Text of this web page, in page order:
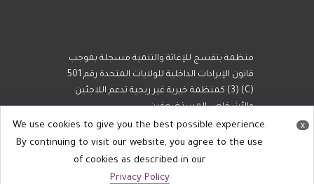
منظمة بنفسج للإغاثة والتنمية مسجلة بموجب
قانون الإيرادات الداخلية للولايات المتحدة رقم 501
(C) (3) كمنظمة خيرية غير ربحية تدعم اللاجئين
والأشخاص المستضعفين.
All Rights reserved @ Violet 2022
x
We use cookies to give you the best possible experience.
By continuing to visit our website, you agree to the use
of cookies as described in our
Privacy Policy